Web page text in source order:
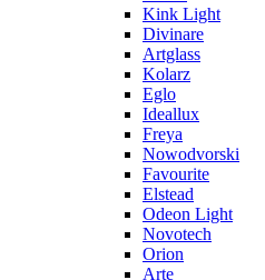
Kink Light
Divinare
Artglass
Kolarz
Eglo
Ideallux
Freya
Nowodvorski
Favourite
Elstead
Odeon Light
Novotech
Orion
Arte